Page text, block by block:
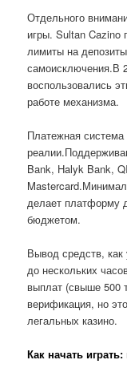
Отдельного
игры. Sultan Cazino
лимиты на
самоисключения.В
воспользовались
работе механизма.
Платежная система
Bank, Halyk Bank,
делает платформу
бюджетом.
Вывод средств,
до нескольких
выплат (свыше 500
верификация, но
легальных казино.
Как начать